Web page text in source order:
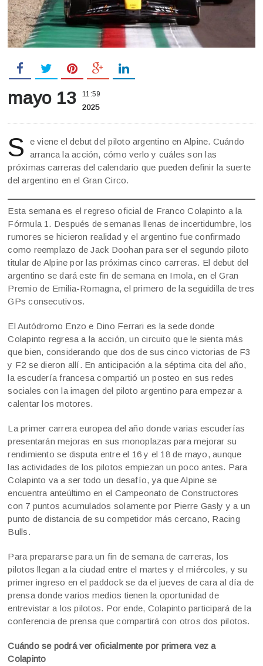
mayo 13 11:59
2025
S
e viene el debut del piloto argentino en Alpine. Cuándo
arranca la acción, cómo verlo y cuáles son las
próximas carreras del calendario que pueden definir la suerte
del argentino en el Gran Circo.
Esta semana es el regreso oficial de Franco Colapinto a la
Fórmula 1. Después de semanas llenas de incertidumbre, los
rumores se hicieron realidad y el argentino fue confirmado
como reemplazo de Jack Doohan para ser el segundo piloto
titular de Alpine por las próximas cinco carreras. El debut del
argentino se dará este fin de semana en Imola, en el Gran
Premio de Emilia-Romagna, el primero de la seguidilla de tres
GPs consecutivos.
El Autódromo Enzo e Dino Ferrari es la sede donde
Colapinto regresa a la acción, un circuito que le sienta más
que bien, considerando que dos de sus cinco victorias de F3
y F2 se dieron allí. En anticipación a la séptima cita del año,
la escudería francesa compartió un posteo en sus redes
sociales con la imagen del piloto argentino para empezar a
calentar los motores.
La primer carrera europea del año donde varias escuderías
presentarán mejoras en sus monoplazas para mejorar su
rendimiento se disputa entre el 16 y el 18 de mayo, aunque
las actividades de los pilotos empiezan un poco antes. Para
Colapinto va a ser todo un desafío, ya que Alpine se
encuentra anteúltimo en el Campeonato de Constructores
con 7 puntos acumulados solamente por Pierre Gasly y a un
punto de distancia de su competidor más cercano, Racing
Bulls.
Para prepararse para un fin de semana de carreras, los
pilotos llegan a la ciudad entre el martes y el miércoles, y su
primer ingreso en el paddock se da el jueves de cara al día de
prensa donde varios medios tienen la oportunidad de
entrevistar a los pilotos. Por ende, Colapinto participará de la
conferencia de prensa que compartirá con otros dos pilotos.
Cuándo se podrá ver oficialmente por primera vez a
Colapinto